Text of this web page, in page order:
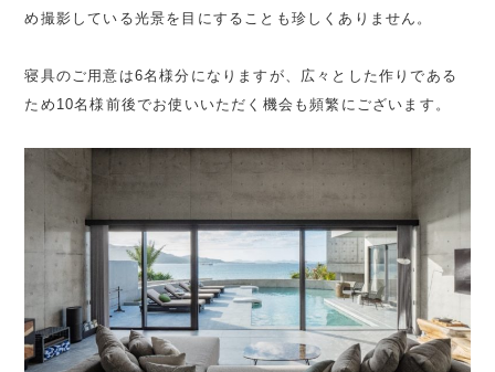
め撮影している光景を目にすることも珍しくありません。
寝具のご用意は6名様分になりますが、広々とした作りである
ため10名様前後でお使いいただく機会も頻繁にございます。